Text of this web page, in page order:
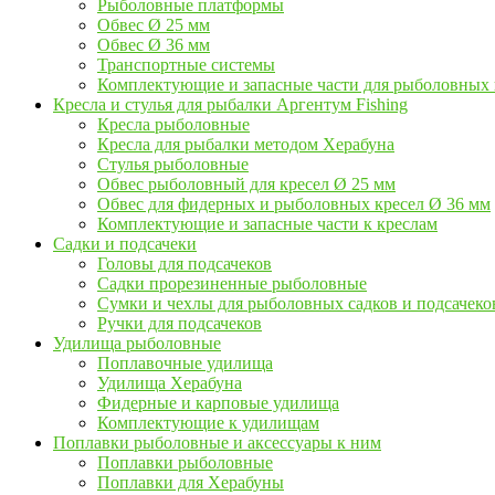
Рыболовные платформы
Обвес Ø 25 мм
Обвес Ø 36 мм
Транспортные системы
Комплектующие и запасные части для рыболовных
Кресла и стулья для рыбалки Аргентум Fishing
Кресла рыболовные
Кресла для рыбалки методом Херабуна
Стулья рыболовные
Обвес рыболовный для кресел Ø 25 мм
Обвес для фидерных и рыболовных кресел Ø 36 мм
Комплектующие и запасные части к креслам
Садки и подсачеки
Головы для подсачеков
Садки прорезиненные рыболовные
Сумки и чехлы для рыболовных садков и
Ручки для подсачеков
Удилища рыболовные
Поплавочные удилища
Удилища Херабуна
Фидерные и карповые удилища
Комплектующие к удилищам
Поплавки рыболовные и аксессуары к ним
Поплавки рыболовные
Поплавки для Херабуны